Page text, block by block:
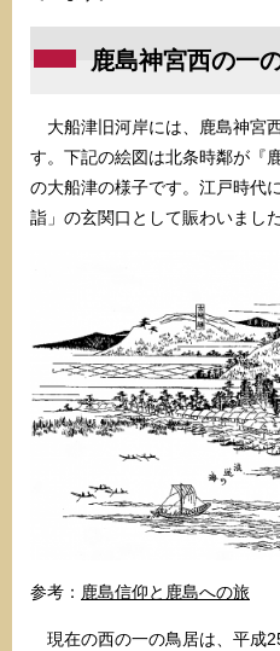
鹿島神宮西の一
大船津旧河岸には、鹿島神宮
す。下記の絵図は北条時鄰が『
の大船津の様子です。江戸時代
詣」の玄関口として賑わいました
参考： 鹿島信仰と鹿島への旅
現在の西の一の鳥居は、平成